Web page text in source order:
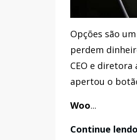
Opções são
perdem
CEO e
apertou o
Woo...
Continue